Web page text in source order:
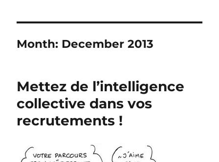
Month: December 2013
Mettez de l’intelligence
collective dans vos
recrutements !